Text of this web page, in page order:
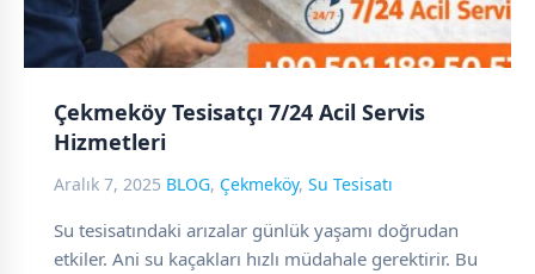
Çekmeköy Tesisatçı 7/24 Acil Servis
Hizmetleri
Aralık 7, 2025 BLOG, Çekmeköy, Su Tesisatı
Su tesisatındaki arızalar günlük yaşamı doğrudan
etkiler. Ani su kaçakları hızlı müdahale gerektirir. Bu